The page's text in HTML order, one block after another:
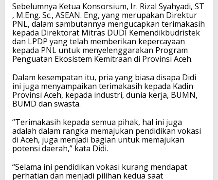
Sebelumnya Ketua Konsorsium, Ir. Rizal Syahyadi, ST
, M.Eng. Sc., ASEAN. Eng, yang merupakan Direktur
PNL, dalam sambutannya mengucapkan terimakasih
kepada Direktorat Mitras DUDI Kemendikbudristek
dan LPDP yang telah memberikan kepercayaan
kepada PNL untuk menyelenggarakan Program
Penguatan Ekosistem Kemitraan di Provinsi Aceh.
Dalam kesempatan itu, pria yang biasa disapa Didi
ini juga menyampaikan terimakasih kepada Kadin
Provinsi Aceh, kepada industri, dunia kerja, BUMN,
BUMD dan swasta.
“Terimakasih kepada semua pihak, hal ini juga
adalah dalam rangka memajukan pendidikan vokasi
di Aceh, juga menjadi bagian untuk memajukan
potensi daerah,” kata Didi.
“Selama ini pendidikan vokasi kurang mendapat
perhatian dan menjadi pilihan kedua saat